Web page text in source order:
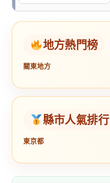
地方熱門榜
關東地方
縣市人氣排行
東京都